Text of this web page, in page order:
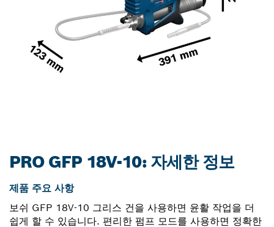
PRO GFP 18V-10: 자세한 정보
제품 주요 사항
보쉬 GFP 18V-10 그리스 건을 사용하면 윤활 작업을 더
쉽게 할 수 있습니다. 편리한 펌프 모드를 사용하면 정확한